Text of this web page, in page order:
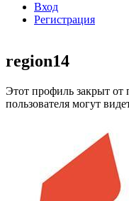
Вход
Регистрация
region14
Этот профиль закрыт от
пользователя могут